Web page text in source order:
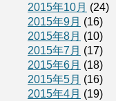
2015年10月 (24)
2015年9月 (16)
2015年8月 (10)
2015年7月 (17)
2015年6月 (18)
2015年5月 (16)
2015年4月 (19)